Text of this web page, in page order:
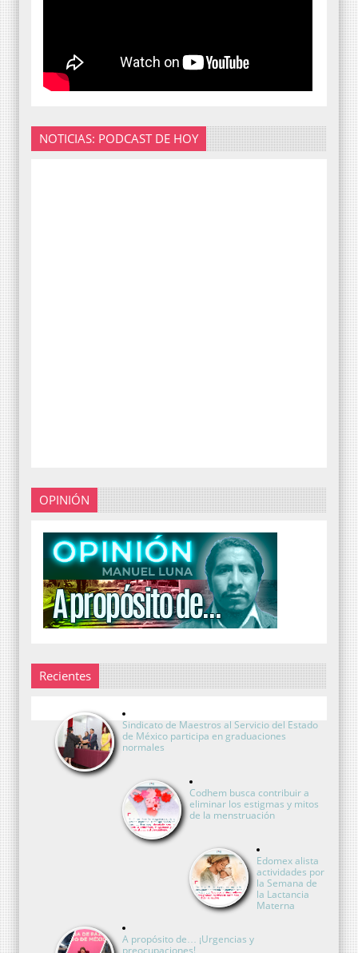
NOTICIAS: PODCAST DE HOY
OPINIÓN
Recientes
Sindicato de Maestros al Servicio del Estado
de México participa en graduaciones
normales
Codhem busca contribuir a
eliminar los estigmas y mitos
de la menstruación
Edomex alista
actividades por
la Semana de
la Lactancia
Materna
A propósito de… ¡Urgencias y